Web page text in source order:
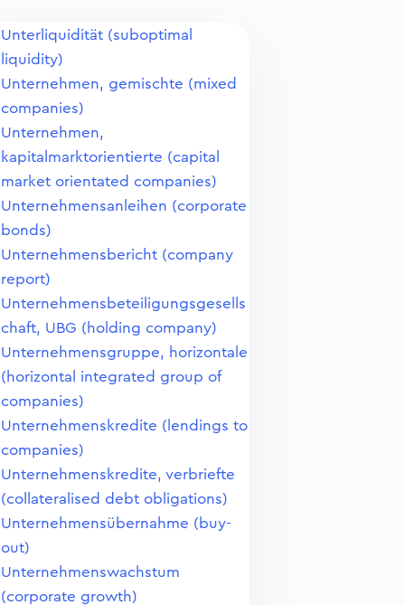
Unterliquidität (suboptimal
liquidity)
Unternehmen, gemischte (mixed
companies)
Unternehmen,
kapitalmarktorientierte (capital
market orientated companies)
Unternehmensanleihen (corporate
bonds)
Unternehmensbericht (company
report)
Unternehmensbeteiligungsgesells
chaft, UBG (holding company)
Unternehmensgruppe, horizontale
(horizontal integrated group of
companies)
Unternehmenskredite (lendings to
companies)
Unternehmenskredite, verbriefte
(collateralised debt obligations)
Unternehmensübernahme (buy-
out)
Unternehmenswachstum
(corporate growth)